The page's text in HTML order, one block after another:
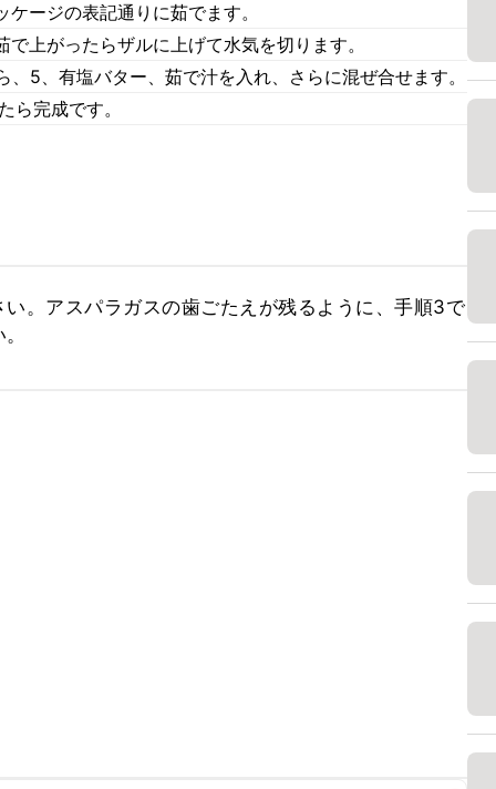
ージの表記通りに茹でます。
上がったらザルに上げて水気を切ります。
5、有塩バター、茹で汁を入れ、さらに混ぜ合せます。
ら完成です。
。アスパラガスの歯ごたえが残るように、手順3で